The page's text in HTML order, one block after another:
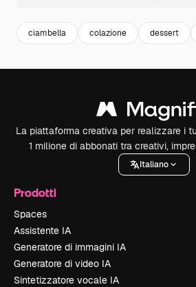
ciambella colazione dessert
La piattaforma creativa per realizzare i
1 milione di abbonati tra creativi,
Italiano
Prodotti
Spaces
Assistente IA
Generatore di immagini IA
Generatore di video IA
Sintetizzatore vocale IA